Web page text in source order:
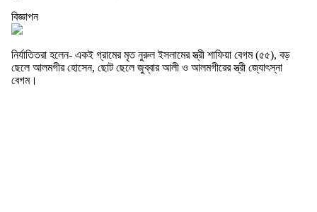
বিজ্ঞাপন
নির্যাতিতরা হলেন- একই গ্রামের মৃত নুরুল ইসলামের স্ত্রী শাফিয়া বেগম (৫৫), বড়
ছেলে আলমগীর হোসেন, ছোট ছেলে জুব্বার আলী ও আলমগীরের স্ত্রী জ্যোৎস্না
বেগম।